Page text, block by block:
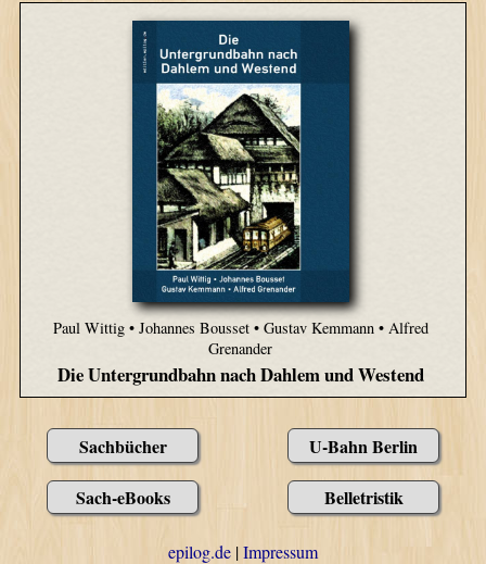
Paul Wittig • Johannes Bousset • Gustav Kemmann • Alfred
Grenander
Die Untergrundbahn nach Dahlem und Westend
Sachbücher U-Bahn Berlin
Sach-eBooks Belletristik
epilog.de |Impressum